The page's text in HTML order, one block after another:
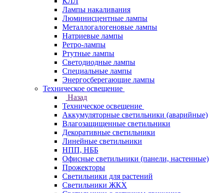
Лампы накаливания
Люминисцентные лампы
Металлогалогеновые лампы
Натриевые лампы
Ретро-лампы
Ртутные лампы
Светодиодные лампы
Специальные лампы
Энергосберегающие лампы
Техническое освещение
Назад
Техническое освещение
Аккумуляторные светильники (аварийные)
Влагозащищенные светильники
Декоративные светильники
Линейные светильники
НПП, НББ
Офисные светильники (панели, настенные)
Прожекторы
Светильники для растений
Светильники ЖКХ